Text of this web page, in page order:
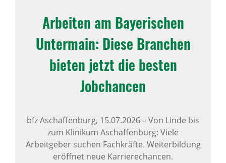
Arbeiten am Baye­ri­schen
Unter­main: Diese Bran­chen
bieten jetzt die besten
Jobchancen
bfz Aschaffenburg, 15.07.2026–Von Linde bis
zum Klinikum Aschaffenburg: Viele
Arbeitgeber suchen Fachkräfte. Weiterbildung
eröffnet neue Karrierechancen.